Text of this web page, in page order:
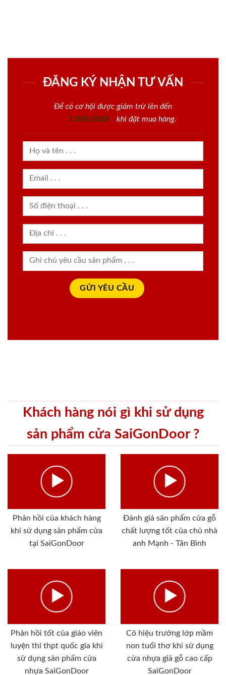
ĐĂNG KÝ NHẬN TƯ VẤN
Để có cơ hội được giảm trừ lên đến
1.000.000đ
khi đặt mua hàng.
Khách hàng nói gì khi sử dụng
sản phẩm cửa SaiGonDoor ?
Phản hồi của khách hàng
khi sử dụng sản phẩm cửa
tại SaiGonDoor
Đánh giá sản phẩm cửa gỗ
chất lượng tốt của chủ nhà
anh Mạnh - Tân Bình
Phản hồi tốt của giáo viên
luyện thi thpt quốc gia khi
sử dụng sản phẩm cửa
nhựa SaiGonDoor
Cô hiệu trưởng lớp mầm
non tuổi thơ khi sử dụng
cửa nhựa giả gỗ cao cấp
SaiGonDoor